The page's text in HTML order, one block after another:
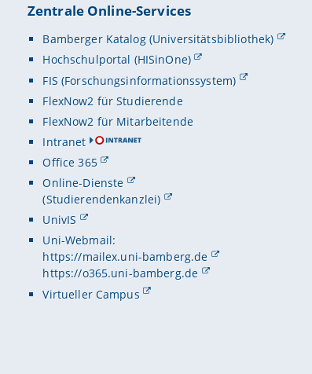
Zentrale Online-Services
Bamberger Katalog (Universitätsbibliothek)
Hochschulportal (HISinOne)
FIS (Forschungsinformationssystem)
FlexNow2 für Studierende
FlexNow2 für Mitarbeitende
Intranet
Office 365
Online-Dienste
(Studierendenkanzlei)
UnivIS
Uni-Webmail:
https://mailex.uni-bamberg.de
https://o365.uni-bamberg.de
Virtueller Campus